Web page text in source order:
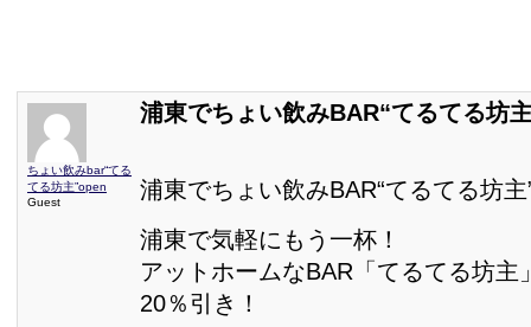
ちょい飲みbar“てる
てる坊主”open
Guest
浦東でちょい飲みBAR“てるてる坊
浦東でちょい飲みBAR“てるてる坊主
浦東で気軽にもう一杯！
アットホームなBAR「てるてる坊主
20％引き！